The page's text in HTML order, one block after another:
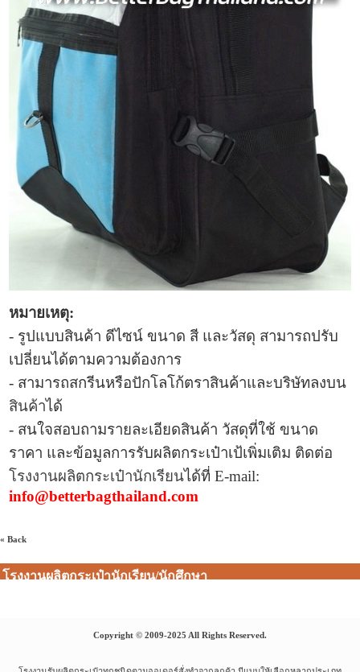
หมายเหตุ:
- รูปแบบสินค้า ดีไซน์ ขนาด สี และวัสดุ สามารถปรับ
เปลี่ยนได้ตามความต้องการ
- สามารถสกรีนหรือปักโลโก้ตราสินค้าและบริษัทลงบน
สินค้าได้
- สนใจสอบถามรายละเอียดสินค้า วัสดุที่ใช้ ขนาด
ราคา และข้อมูลการรับผลิตกระเป๋าเป้เพิ่มเติม ติดต่อ
โรงงานผลิตกระเป๋านักเรียนได้ที่E-mail:
info@betterbagthailand.com
« Back
โรงงานผลิตกระเป๋านักเรียน/นักศึกษา
Copyright © 2009-2025 All Rights Reserved.